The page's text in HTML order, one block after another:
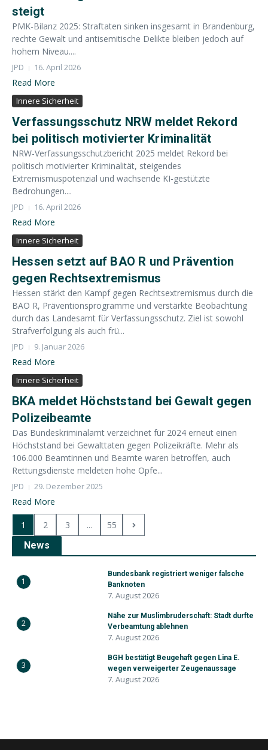
steigt
PMK-Bilanz 2025: Straftaten sinken insgesamt in Brandenburg,
rechte Gewalt und antisemitische Delikte bleiben jedoch auf
hohem Niveau....
JPD 16. April 2026
Read More
Innere Sicherheit
Verfassungsschutz NRW meldet Rekord
bei politisch motivierter Kriminalität
NRW-Verfassungsschutzbericht 2025 meldet Rekord bei
politisch motivierter Kriminalität, steigendes
Extremismuspotenzial und wachsende KI-gestützte
Bedrohungen....
JPD 16. April 2026
Read More
Innere Sicherheit
Hessen setzt auf BAO R und Prävention
gegen Rechtsextremismus
Hessen stärkt den Kampf gegen Rechtsextremismus durch die
BAO R, Präventionsprogramme und verstärkte Beobachtung
durch das Landesamt für Verfassungsschutz. Ziel ist sowohl
Strafverfolgung als auch frü...
JPD 9. Januar 2026
Read More
Innere Sicherheit
BKA meldet Höchststand bei Gewalt gegen
Polizeibeamte
Das Bundeskriminalamt verzeichnet für 2024 erneut einen
Höchststand bei Gewalttaten gegen Polizeikräfte. Mehr als
106.000 Beamtinnen und Beamte waren betroffen, auch
Rettungsdienste meldeten hohe Opfe...
JPD 29. Dezember 2025
Read More
1 2 3 ...
55
News
1
Bundesbank registriert weniger falsche
Banknoten
7. August 2026
2
Nähe zur Muslimbruderschaft: Stadt durfte
Verbeamtung ablehnen
7. August 2026
3
BGH bestätigt Beugehaft gegen Lina E.
wegen verweigerter Zeugenaussage
7. August 2026